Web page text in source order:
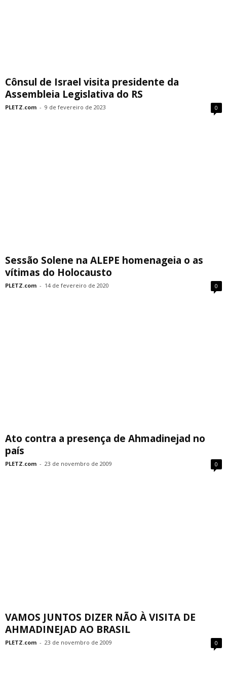
Cônsul de Israel visita presidente da
Assembleia Legislativa do RS
PLETZ.com - 9 de fevereiro de 2023 0
Sessão Solene na ALEPE homenageia o as
vítimas do Holocausto
PLETZ.com - 14 de fevereiro de 2020 0
Ato contra a presença de Ahmadinejad no
país
PLETZ.com - 23 de novembro de 2009 0
VAMOS JUNTOS DIZER NÃO À VISITA DE
AHMADINEJAD AO BRASIL
PLETZ.com - 23 de novembro de 2009 0